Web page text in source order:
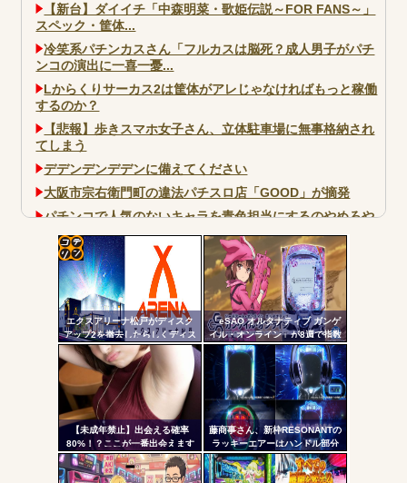
【新台】ダイイチ「中森明菜・歌姫伝説～FOR FANS～」
スペック・筐体...
冷笑系パチンカスさん「フルカスは脳死？成人男子がパチ
ンコの演出に一喜一憂...
Lからくりサーカス2は筐体がアレじゃなければもっと稼働
するのか？
【悲報】歩きスマホ女子さん、立体駐車場に無事格納され
てしまう
デデンデンデデンに備えてください
大阪市宗右衛門町の違法パチスロ店「GOOD」が摘発
パチンコで人気のないキャラを青色担当にするのやめろや
ワイ、パチンコ屋店員の目の前で会員カードを握り潰し
「今までありがとう」と...
無職のパチンコカス(22)なんやが、ワイの人生どれくらい
ヤバいか教えて？...
AngelBeats!とかいうクソアニメの思い出ｗｗｗ
Powered by livedoor 相互RSS
エクスアリーナ松戸がディスク
アップ2を撤去したらしくディス
クアッパーさん達から落胆の声
「eSAO オルタナティブ ガンゲ
イル・オンライン」が8週で指数
割れ
【未成年禁止】出会える確率
80%！？ここが一番出会えます
藤商事さん、新枠RESONANTの
ラッキーエアーはハンドル部分
からのみで枠上部からの風は無
い模様。ヅラに配慮したか？
コテ
リン
- 固
定リ
自動
更新
ツー
ル